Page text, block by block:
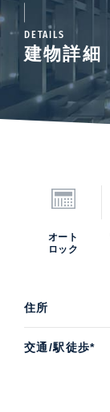
DETAILS
建物詳細
オート
ロック
住所
交通/駅徒歩*